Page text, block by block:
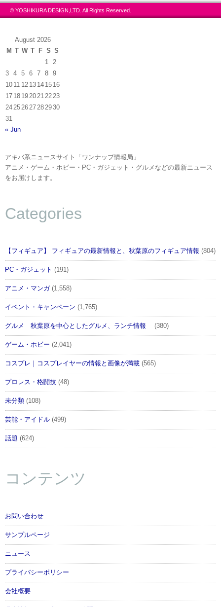
© YOSHIKURA DESIGN,LTD. All Rights Reserved.
August 2026
M T W T F S S
1
2
3
4 5 6 7 8
9
10 11 12 13 14 15 16
17 18 19 20 21 22 23
24 25 26 27 28 2930
31
« Jun
アキバ系ニュースサイト「ワンナップ情報局」
アニメ・ゲーム・ホビー・PC・ガジェット・グルメなどの最新ニュース
をお届けします。
Categories
【フィギュア】 フィギュアの最新情報と、秋葉原のフィギュア情報 (804)
PC・ガジェット (191)
アニメ・マンガ(1,558)
イベント・キャンペーン (1,765)
グルメ 秋葉原を中心としたグルメ、ランチ情報 (380)
ゲーム・ホビー (2,041)
コスプレ｜コスプレイヤーの情報と画像が満載 (565)
プロレス・格闘技 (48)
未分類 (108)
芸能・アイドル (499)
話題 (624)
コンテンツ
お問い合わせ
サンプルページ
ニュース
プライバシーポリシー
会社概要